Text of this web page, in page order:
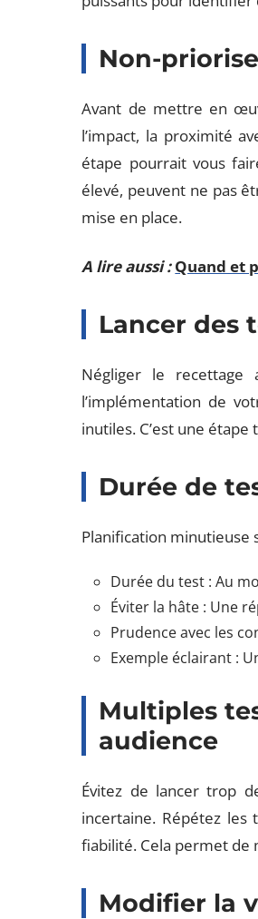
Non-
Avant de mettre en
l’impact, la proximité
étape pourrait vous
élevé, peuvent ne pas
mise en place.
A lire aussi : Quand et
Lancer des
Négliger le recettage
l’implémentation de
inutiles. C’est une
Durée de
Planification minutieuse
Durée du test : Au
Éviter la hâte : Une
Prudence avec les
Exemple éclairant :
Multiples
audience
Évitez de lancer trop
incertaine. Répétez les
fiabilité. Cela permet de
Modifier la